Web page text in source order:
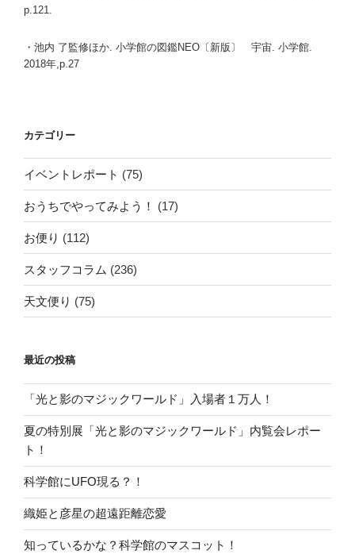
p.121.
・池内 了監修ほか. 小学館の図鑑NEO〔新版〕 宇宙. 小学館.
2018年,p.27
カテゴリー
イベントレポート (75)
おうちでやってみよう！ (17)
お便り (112)
スタッフコラム (236)
天文便り (75)
最近の投稿
「光と影のマジックワールド」入場者１万人！
夏の特別展「光と影のマジックワールド」内覧会レポー
ト！
科学館にUFO現る？！
織姫と彦星の超遠距離恋愛
知っているかな？科学館のマスコット！